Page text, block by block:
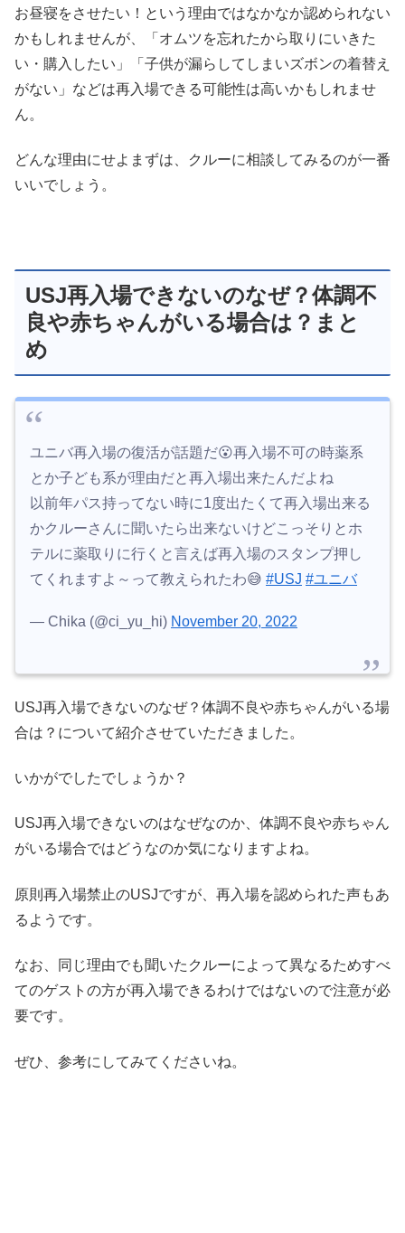
お昼寝をさせたい！という理由ではなかなか認められない
かもしれませんが、「オムツを忘れたから取りにいきた
い・購入したい」「子供が漏らしてしまいズボンの着替え
がない」などは再入場できる可能性は高いかもしれませ
ん。
どんな理由にせよまずは、クルーに相談してみるのが一番
いいでしょう。
USJ再入場できないのなぜ？体調不
良や赤ちゃんがいる場合は？まと
め
ユニバ再入場の復活が話題だ😮再入場不可の時薬系
とか子ども系が理由だと再入場出来たんだよね
以前年パス持ってない時に1度出たくて再入場出来る
かクルーさんに聞いたら出来ないけどこっそりとホ
テルに薬取りに行くと言えば再入場のスタンプ押し
てくれますよ～って教えられたわ😅 #USJ #ユニバ
— Chika (@ci_yu_hi) November 20, 2022
USJ再入場できないのなぜ？体調不良や赤ちゃんがいる場
合は？について紹介させていただきました。
いかがでしたでしょうか？
USJ再入場できないのはなぜなのか、体調不良や赤ちゃん
がいる場合ではどうなのか気になりますよね。
原則再入場禁止のUSJですが、再入場を認められた声もあ
るようです。
なお、同じ理由でも聞いたクルーによって異なるためすべ
てのゲストの方が再入場できるわけではないので注意が必
要です。
ぜひ、参考にしてみてくださいね。